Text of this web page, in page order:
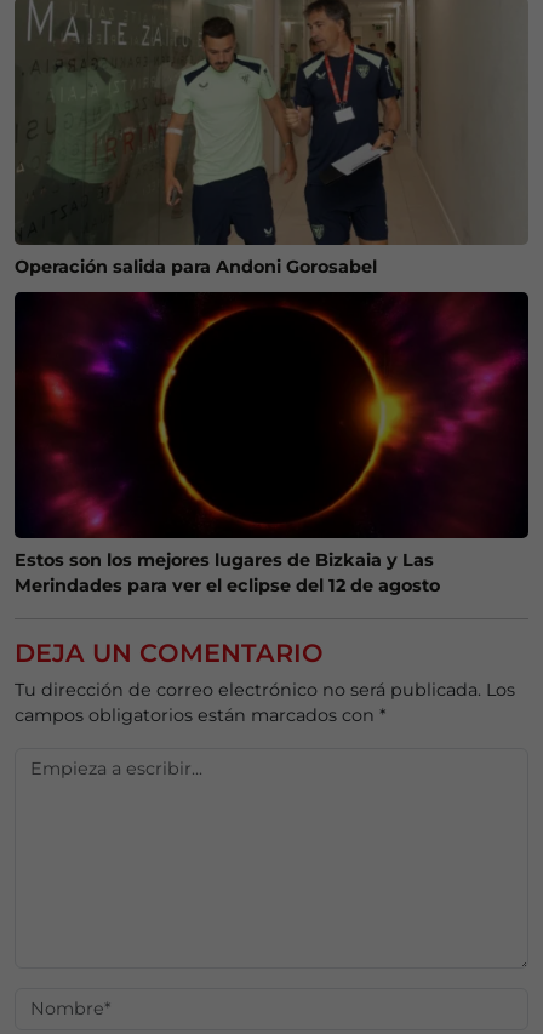
Operación salida para Andoni Gorosabel
Estos son los mejores lugares de Bizkaia y Las
Merindades para ver el eclipse del 12 de agosto
DEJA UN COMENTARIO
Tu dirección de correo electrónico no será publicada. Los
campos obligatorios están marcados con *